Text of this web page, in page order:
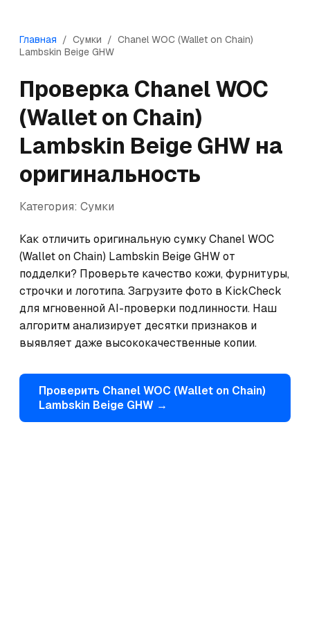
Главная / Сумки / Chanel WOC (Wallet on Chain)
Lambskin Beige GHW
Проверка ChanelWOC
(Wallet on Chain)
Lambskin Beige GHW на
оригинальность
Категория: Сумки
Как отличить оригинальную сумку Chanel WOC
(Wallet on Chain) Lambskin Beige GHW от
подделки? Проверьте качество кожи, фурнитуры,
строчки и логотипа. Загрузите фото в KickCheck
для мгновенной AI-проверки подлинности. Наш
алгоритм анализирует десятки признаков и
выявляет даже высококачественные копии.
Проверить ChanelWOC (Wallet on Chain)
Lambskin Beige GHW →